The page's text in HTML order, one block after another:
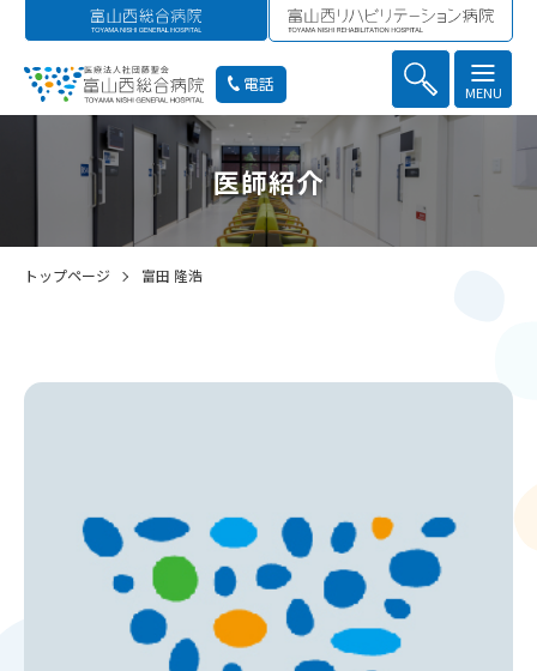
MENU
電話
医師紹介
トップページ 富田 隆浩